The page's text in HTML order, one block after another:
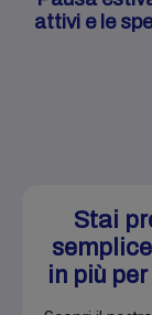
attivi e le
Stai
in più